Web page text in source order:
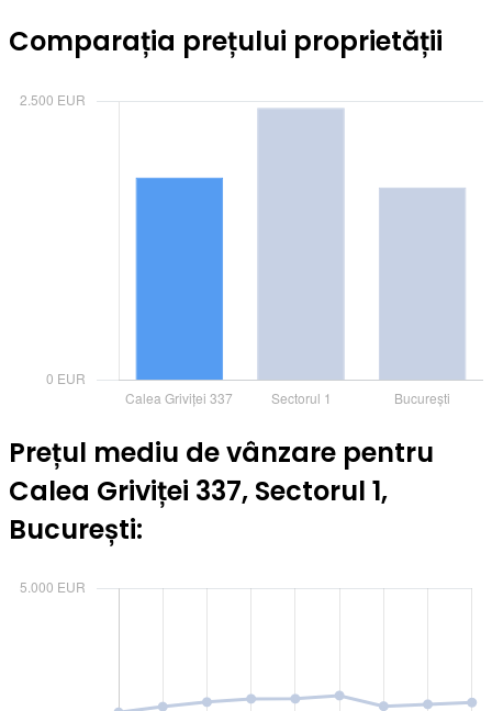
Comparația prețului proprietății
Prețul mediu de vânzare pentru
Calea Griviței 337, Sectorul 1,
București: